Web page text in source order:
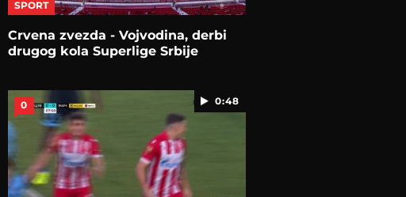
SPORT
Crvena zvezda - Vojvodina, derbi
drugog kola Superlige Srbije
0:48
0